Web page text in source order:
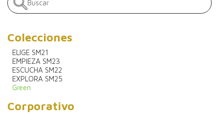
Colecciones
ELIGE SM21
EMPIEZA SM23
ESCUCHA SM22
EXPLORA SM25
Green
Corporativo